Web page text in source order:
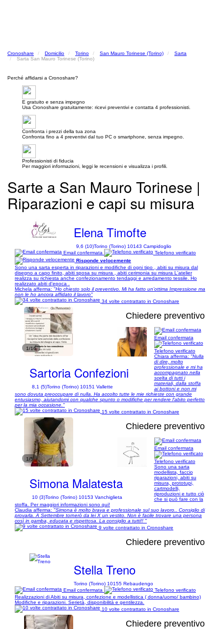
Cronoshare Domicilio Torino San Mauro Torinese (Torino)
Sarta
Sarta San Mauro Torinese (Torino)
Perché affidarsi a Cronoshare?
E gratuito e senza impegno
Usa Cronoshare gratuitamente: ricevi preventivi e contatta 4 professionisti.
Confronta i prezzi della tua zona
Confronta fino a 4 preventivi dal tuo PC o smartphone, senza impegno.
Professionisti di fiducia
Per maggiori informazioni, leggi le recensioni e visualizza i profili.
Sarte a San Mauro Torinese |
Riparazioni e capi su misura
Elena Timofte
9,6 (10)Torino (Torino) 10143 Campidoglio
Email confermata
Telefono verificato
Risponde velocemente
Sono una sarta esperta in riparazioni e modifiche di ogni tipo , abiti su misura dal
disegno a capo finito, abiti sposa su misura , abiti cerimonia su misura L'atelier
realizza su richiesta anche confezionamento tendaggi e arredamento tessile. Ho
realizzato abiti d'epoca .
Michela afferma: "Ho chiesto solo il preventivo. Mi ha fatto un’ottima Impressione ma
non le ho ancora affidato il lavoro"
34 volte contrattato in Cronoshare
1/16
Chiedere preventivo
Sartoria Confezioni
8,1 (5)Torino (Torino) 10151 Vallette
Email confermata
Telefono verificato
Chiara afferma: "Nulla
di dire, molto
professionale e mi ha
accompagnato nella
scelta di tutti i
materiali, dalla stoffa
ai bottoni e non mi
sono dovuta preoccupare di nulla. Ha accolto tutte le mie richieste con grande
entusiasmo, aiutandomi con qualche spunto o modifiche per rendere l'abito perfetto
per la mia occasione."
15 volte contrattato in Cronoshare
1/5
Chiedere preventivo
Simona Malatesta
10 (3)Torino (Torino) 10153 Vanchiglieta
Email confermata
Telefono verificato
Sono una sarta
modellista, faccio
riparazioni, abiti su
misura, prototupi,
cartmodelli,
riproduzioni e tutto ciò
che si può fare con la
stoffa. Per maggiori informazioni sono qui!
Claudia afferma: "Simona è molto brava e professionale sul suo lavoro.. Consiglio di
provarla. A Settembre tornerò da lei X un vestito. Non è facile trovare una persona
così in gamba, educata e rispettosa. La consiglio a tutti!! "
9 volte contrattato in Cronoshare
Chiedere preventivo
Stella Treno
Torino (Torino) 10155 Rebaudengo
Email confermata
Telefono verificato
Realizzazioni di Abiti su misura, confezione e modellistica ( donna/uomo/ bambino)
Modifiche e riparazioni. Serietà, disponibilità e gentilezza.
10 volte contrattato in Cronoshare
Chiedere preventivo